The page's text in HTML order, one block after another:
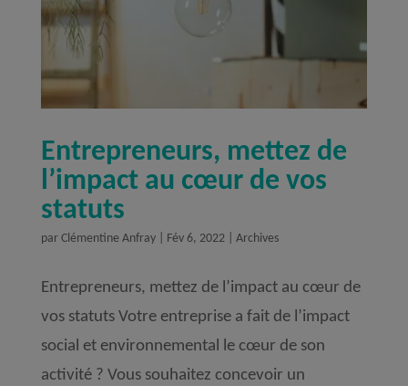
Entrepreneurs, mettez de
l’impact au cœur de vos
statuts
parClémentine Anfray| Fév 6, 2022| Archives
Entrepreneurs, mettez de l’impact au cœur de
vos statuts Votre entreprise a fait de l’impact
social et environnemental le cœur de son
activité ? Vous souhaitez concevoir un